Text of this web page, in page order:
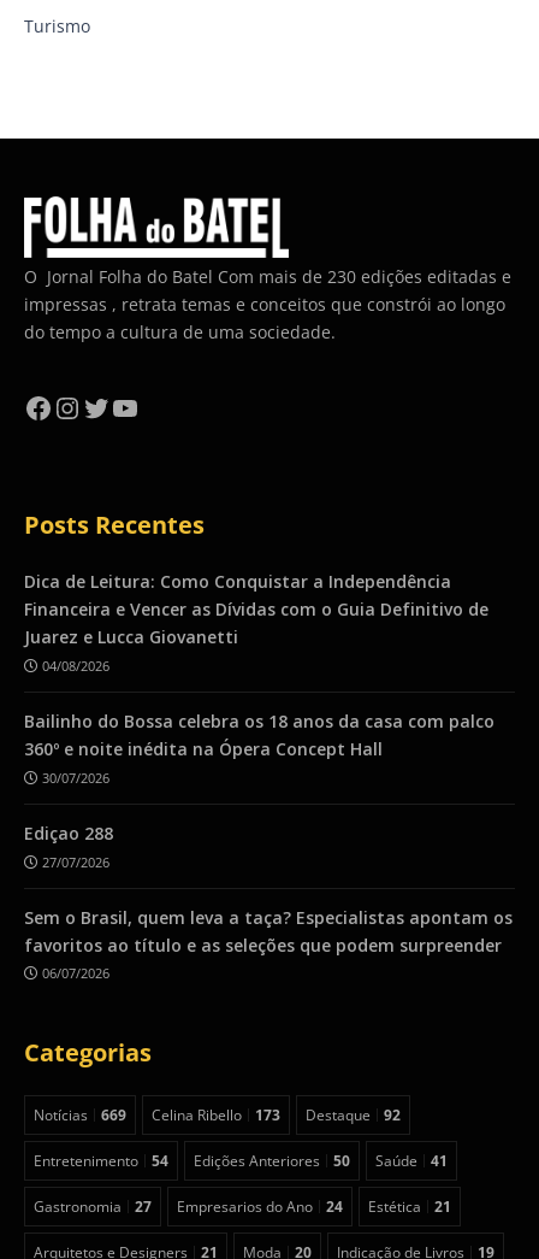
Turismo
O Jornal Folha do Batel Com mais de 230 edições editadas e
impressas , retrata temas e conceitos que constrói ao longo
do tempo a cultura de uma sociedade.
Facebook
Instagram
Twitter
YouTube
Posts Recentes
Dica de Leitura: Como Conquistar a Independência
Financeira e Vencer as Dívidas com o Guia Definitivo de
Juarez e Lucca Giovanetti
04/08/2026
Bailinho do Bossa celebra os 18 anos da casa com palco
360º e noite inédita na Ópera Concept Hall
30/07/2026
Ediçao 288
27/07/2026
Sem o Brasil, quem leva a taça? Especialistas apontam os
favoritos ao título e as seleções que podem surpreender
06/07/2026
Categorias
Notícias 669 Celina Ribello 173 Destaque 92
Entretenimento 54 Edições Anteriores 50 Saúde 41
Gastronomia 27 Empresarios do Ano 24 Estética 21
Arquitetos e Designers 21 Moda 20 Indicação de Livros 19